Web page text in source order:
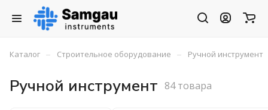
Каталог – Строительное оборудование – Ручной инструмент
Ручной инструмент 84 товара